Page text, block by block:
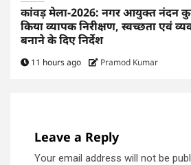
कांवड़ मेला-2026: नगर आयुक्त नंदन
किया व्यापक निरीक्षण, स्वच्छता एवं
बनाने के दिए निर्देश
11 hours ago Pramod Kumar
Leave a Reply
Your email address will not be